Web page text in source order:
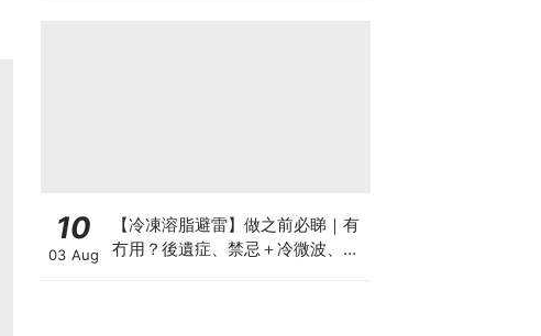
10
03 Aug
【冷凍溶脂避雷】做之前必睇｜有
冇用？後遺症、禁忌＋冷微波、雙